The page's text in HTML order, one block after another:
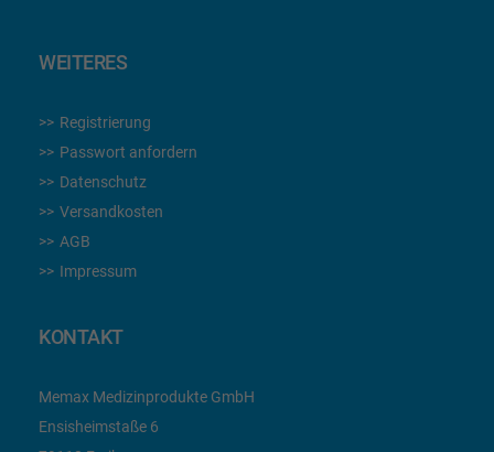
WEITERES
Registrierung
Passwort anfordern
Datenschutz
Versandkosten
AGB
Impressum
KONTAKT
Memax Medizinprodukte GmbH
Ensisheimstaße 6